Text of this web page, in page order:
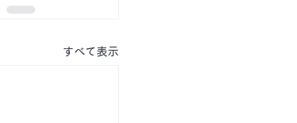
すべて表示